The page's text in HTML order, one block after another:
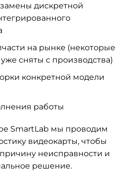
дискретной
на рынке (некоторые
сняты с производства)
конкретной модели
работы
SmartLab мы проводим
видеокарты, чтобы
неисправности и
решение.